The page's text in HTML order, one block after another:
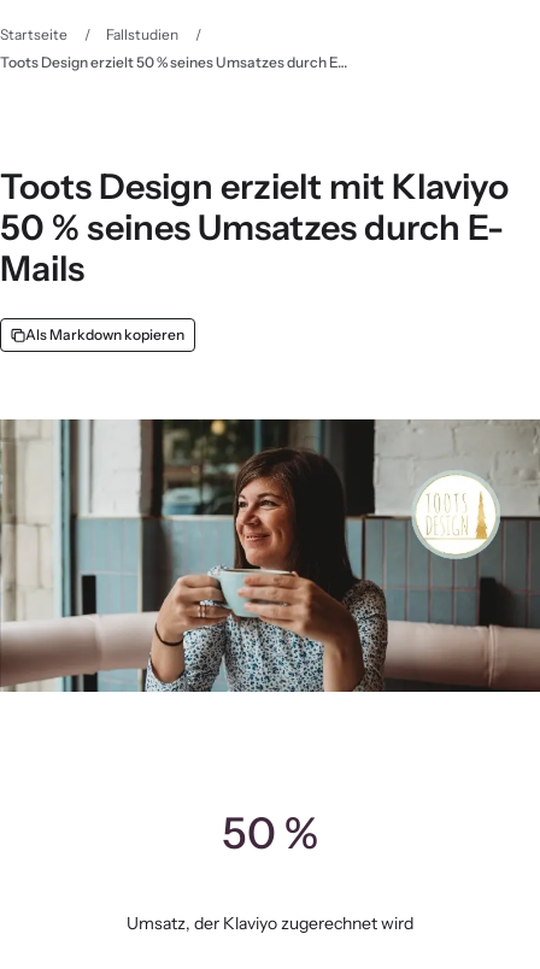
Startseite / Fallstudien
/
Toots Design erzielt 50 % seines Umsatzes durch E-Mails | Klaviyo Fallstudie
Toots Design erzielt mit Klaviyo
50 % seines Umsatzes durch E-
Mails
Als Markdown kopieren
50 %
Umsatz, der Klaviyo zugerechnet wird